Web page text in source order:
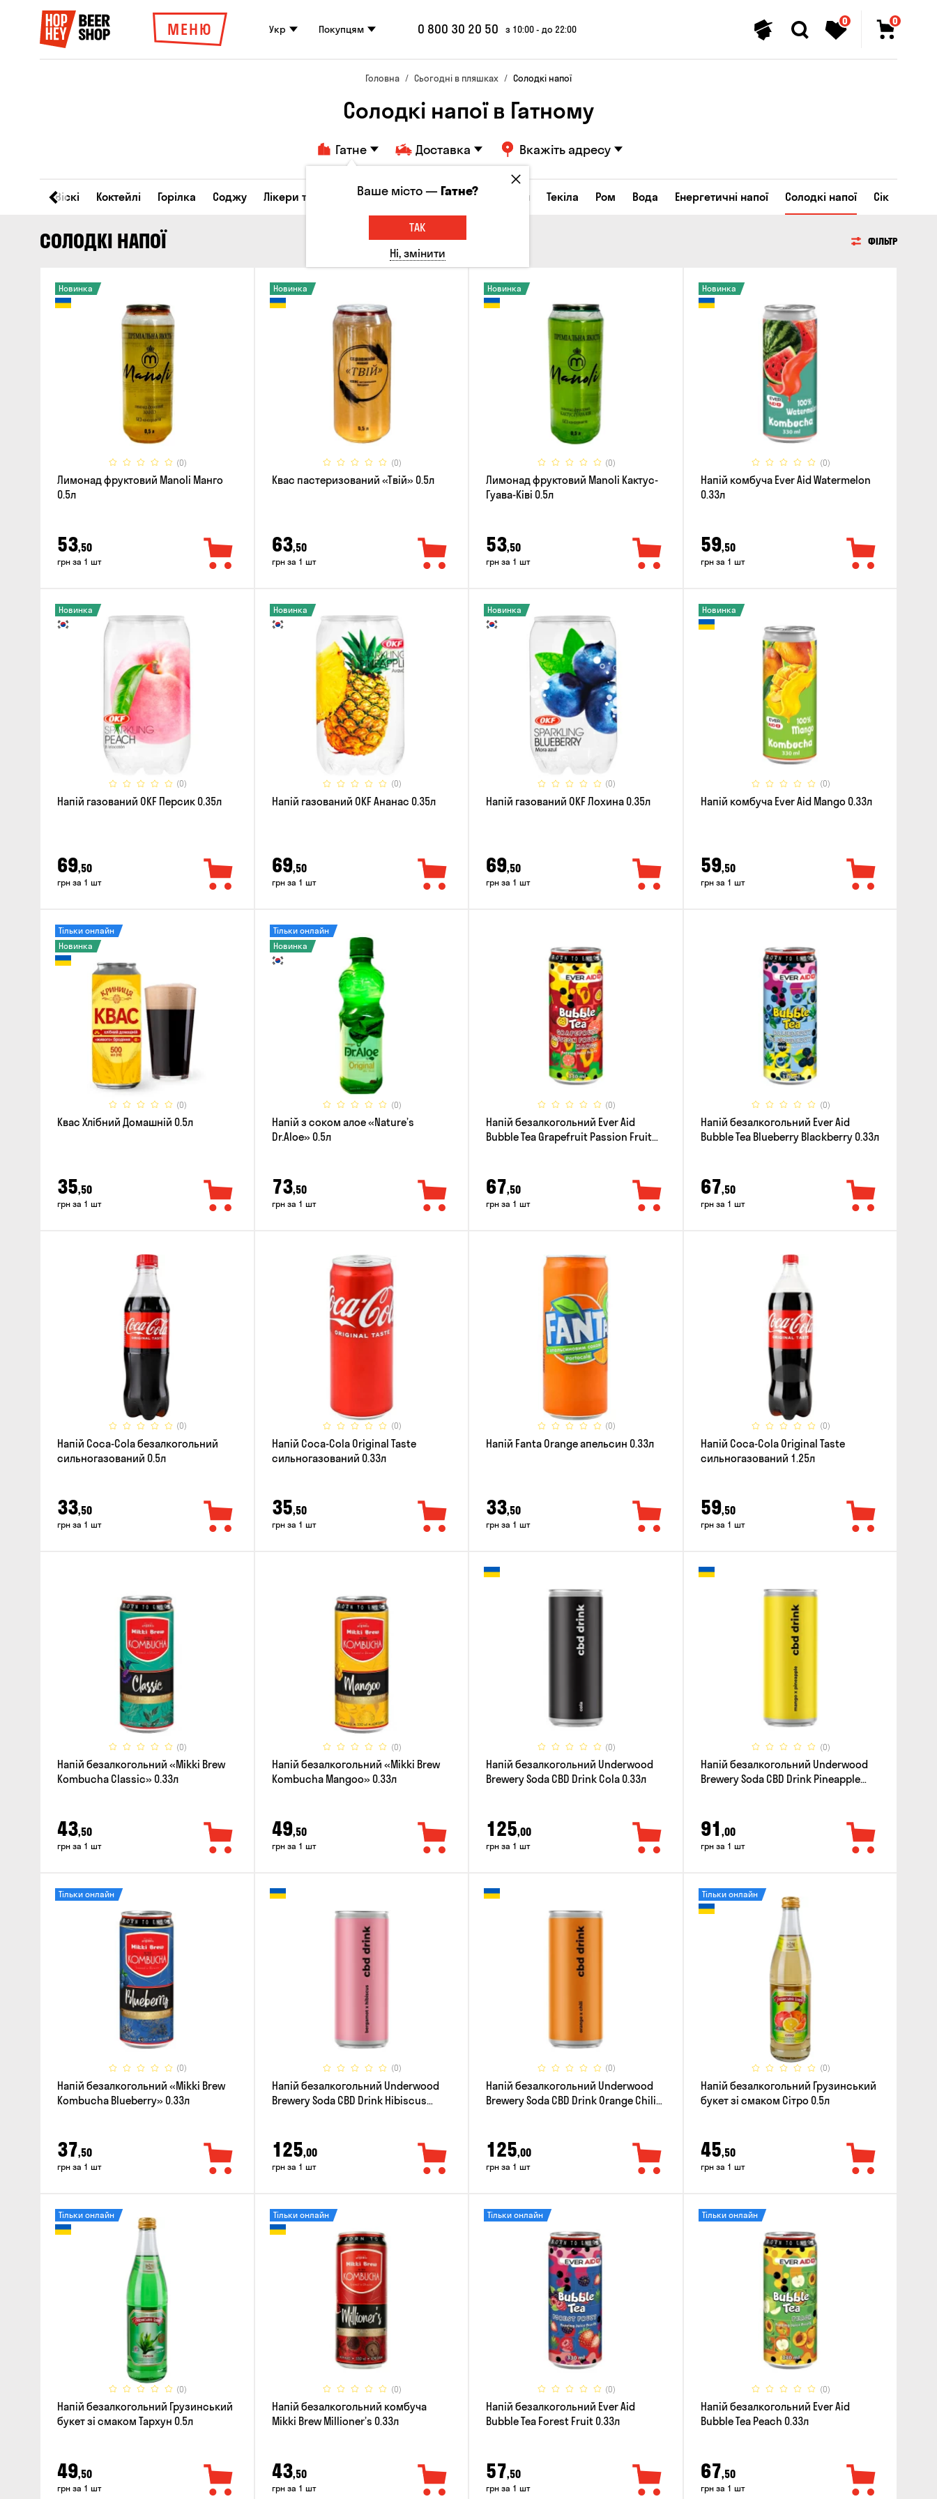
МЕНЮ Укр Покупцям 0 800 30 20 50 з 10:00 - до 22:00
0 0
Головна Сьогодні в пляшках Солодкі напої
Солодкі напої в Гатному
Гатне Доставка Вкажіть адресу
Віскі Коктейлі Горілка Соджу Лікери та настоянки Коньяки та бренді Джин Текіла Ром Вода Енергетичні напої Солодкі напої Сік
СОЛОДКІ НАПОЇ ФІЛЬТР
(0)
Новинка
Лимонад фруктовий Manoli Манго
0.5л
53,50
грн за 1 шт
(0)
Новинка
Квас пастеризований «Твій» 0.5л
63,50
грн за 1 шт
(0)
Новинка
Лимонад фруктовий Manoli Кактус-
Гуава-Ківі 0.5л
53,50
грн за 1 шт
(0)
Новинка
Напій комбуча Ever Aid Watermelon
0.33л
59,50
грн за 1 шт
(0)
Новинка
Напій газований OKF Персик 0.35л
69,50
грн за 1 шт
(0)
Новинка
Напій газований OKF Ананас 0.35л
69,50
грн за 1 шт
(0)
Новинка
Напій газований OKF Лохина 0.35л
69,50
грн за 1 шт
(0)
Новинка
Напій комбуча Ever Aid Mango 0.33л
59,50
грн за 1 шт
(0)
Тільки онлайн
Новинка
Квас Хлібний Домашній 0.5л
35,50
грн за 1 шт
(0)
Тільки онлайн
Новинка
Напій з соком алое «Nature’s
Dr.Aloe» 0.5л
73,50
грн за 1 шт
(0)
Напій безалкогольний Ever Aid
Bubble Tea Grapefruit Passion Fruit
67,50
грн за 1 шт
(0)
Напій безалкогольний Ever Aid
Bubble Tea Blueberry Blackberry 0.33л
67,50
грн за 1 шт
(0)
Напій Coca-Cola безалкогольний
сильногазований 0.5л
33,50
грн за 1 шт
(0)
Напій Coca-Cola Original Taste
сильногазований 0.33л
35,50
грн за 1 шт
(0)
Напій Fanta Orange апельсин 0.33л
33,50
грн за 1 шт
(0)
Напій Coca-Cola Original Taste
сильногазований 1.25л
59,50
грн за 1 шт
(0)
Напій безалкогольний «Mikki Brew
Kombucha Classic» 0.33л
43,50
грн за 1 шт
(0)
Напій безалкогольний «Mikki Brew
Kombucha Mangoo» 0.33л
49,50
грн за 1 шт
(0)
Напій безалкогольний Underwood
Brewery Soda CBD Drink Cola 0.33л
125,00
грн за 1 шт
(0)
Напій безалкогольний Underwood
Brewery Soda CBD Drink Pineapple
91 ,00
грн за 1 шт
(0)
Тільки онлайн
Напій безалкогольний «Mikki Brew
Kombucha Blueberry» 0.33л
37,50
грн за 1 шт
(0)
Напій безалкогольний Underwood
Brewery Soda CBD Drink Hibiscus
125,00
грн за 1 шт
(0)
Напій безалкогольний Underwood
Brewery Soda CBD Drink Orange Chili
125,00
грн за 1 шт
(0)
Тільки онлайн
Напій безалкогольний Грузинський
букет зі смаком Сітро 0.5л
45,50
грн за 1 шт
(0)
Тільки онлайн
Напій безалкогольний Грузинський
букет зі смаком Тархун 0.5л
49,50
грн за 1 шт
(0)
Тільки онлайн
Напій безалкогольний комбуча
Mikki Brew Millioner’s 0.33л
43,50
грн за 1 шт
(0)
Тільки онлайн
Напій безалкогольний Ever Aid
Bubble Tea Forest Fruit 0.33л
57,50
грн за 1 шт
(0)
Тільки онлайн
Напій безалкогольний Ever Aid
Bubble Tea Peach 0.33л
67,50
грн за 1 шт
Ваше місто —Гатне?
ТАК
Ні, змінити